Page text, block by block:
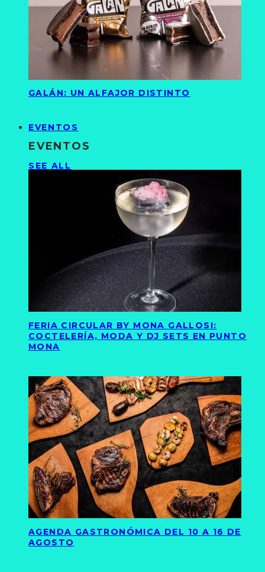
GALÁN: UN ALFAJOR DISTINTO
EVENTOS
EVENTOS
SEE ALL
FERIA CIRCULAR BY MONA GALLOSI:
COCTELERÍA, MODA Y DJ SETS EN PUNTO
MONA
AGENDA GASTRONÓMICA DEL 10 A 16 DE
AGOSTO